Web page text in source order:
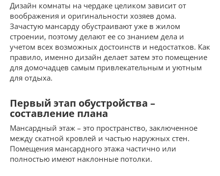
Дизайн комнаты на чердаке целиком зависит от
воображения и оригинальности хозяев дома.
Зачастую мансарду обустраивают уже в жилом
строении, поэтому делают ее со знанием дела и
учетом всех возможных достоинств и недостатков. Как
правило, именно дизайн делает затем это помещение
для домочадцев самым привлекательным и уютным
для отдыха.
Первый этап обустройства –
составление плана
Мансардный этаж – это пространство, заключенное
между скатной кровлей и частью наружных стен.
Помещения мансардного этажа частично или
полностью имеют наклонные потолки.